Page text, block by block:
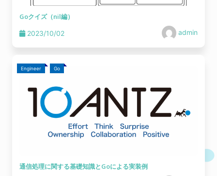
Goクイズ（nil編）
2023/10/02 admin
Engineer Go
通信処理に関する基礎知識とGoによる実装例